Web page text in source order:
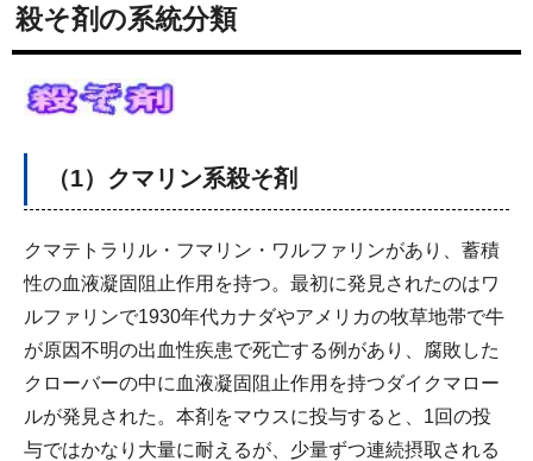
殺そ剤の系統分類
（1）クマリン系殺そ剤
クマテトラリル・フマリン・ワルファリンがあり、蓄積
性の血液凝固阻止作用を持つ。最初に発見されたのはワ
ルファリンで1930年代カナダやアメリカの牧草地帯で牛
が原因不明の出血性疾患で死亡する例があり、腐敗した
クローバーの中に血液凝固阻止作用を持つダイクマロー
ルが発見された。本剤をマウスに投与すると、1回の投
与ではかなり大量に耐えるが、少量ずつ連続摂取される